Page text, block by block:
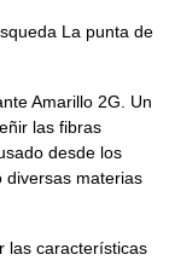
La punta de
Amarillo 2G. Un
las fibras
desde los
diversas materias
las características